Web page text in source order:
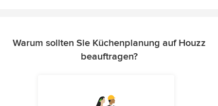
Warum sollten Sie Küchenplanung auf Houzz
beauftragen?